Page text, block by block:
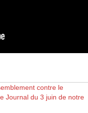
contre le
Journal du 3 juin de notre